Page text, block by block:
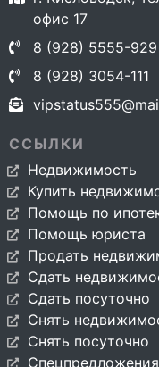
офис 17
8 (928) 5555-929
8 (928) 3054-111
ССЫЛКИ
Недвижимость
Купить
Помощь по
Помощь юриста
Продать
Сдать
Сдать посуточно
Снять
Снять посуточно
Спецпредложения